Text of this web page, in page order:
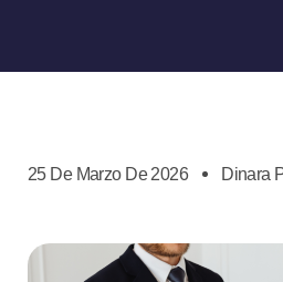
25 De Marzo De 2026 Dinara